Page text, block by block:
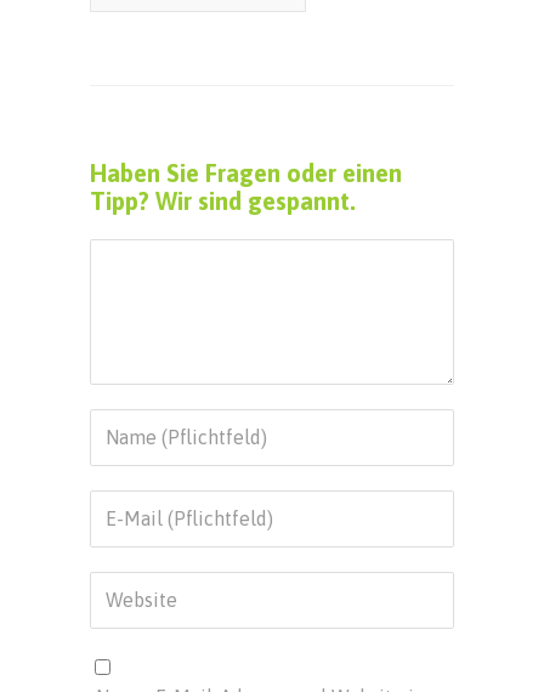
Haben Sie Fragen oder einen
Tipp? Wir sind gespannt.